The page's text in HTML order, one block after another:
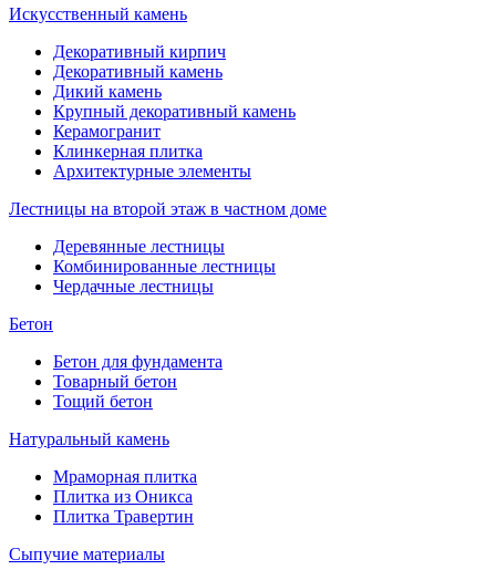
Искусственный камень
Декоративный кирпич
Декоративный камень
Дикий камень
Крупный декоративный камень
Керамогранит
Клинкерная плитка
Архитектурные элементы
Лестницы на второй этаж в частном доме
Деревянные лестницы
Комбинированные лестницы
Чердачные лестницы
Бетон
Бетон для фундамента
Товарный бетон
Тощий бетон
Натуральный камень
Мраморная плитка
Плитка из Оникса
Плитка Травертин
Сыпучие материалы